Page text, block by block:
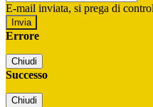
E-mail inviata, si prega di
Errore
Chiudi
Successo
Chiudi